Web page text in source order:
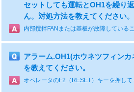
セットしても運転とOH1を繰り
ん。対処方法を教えてください。
アラーム.OH1(ホウネツフィン
を教えてください。